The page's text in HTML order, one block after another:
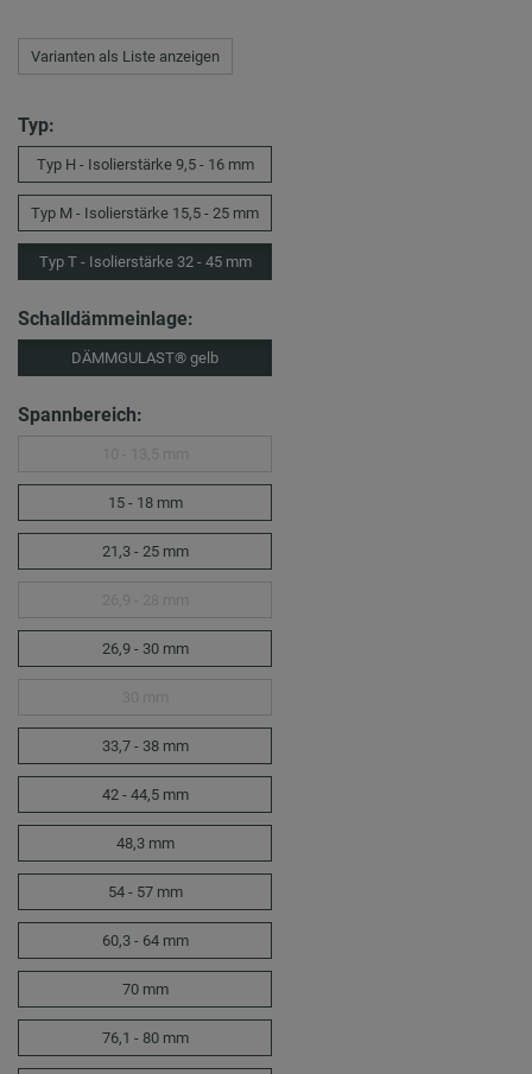
Varianten als Liste anzeigen
Typ:
Typ H - Isolierstärke 9,5 - 16 mm
Typ M - Isolierstärke 15,5 - 25 mm
Typ T - Isolierstärke 32 - 45 mm
Schalldämmeinlage:
DÄMMGULAST® gelb
Spannbereich:
15 - 18 mm
21,3 - 25 mm
26,9 - 30 mm
33,7 - 38 mm
42 - 44,5 mm
48,3 mm
54 - 57 mm
60,3 - 64 mm
70 mm
76,1 - 80 mm